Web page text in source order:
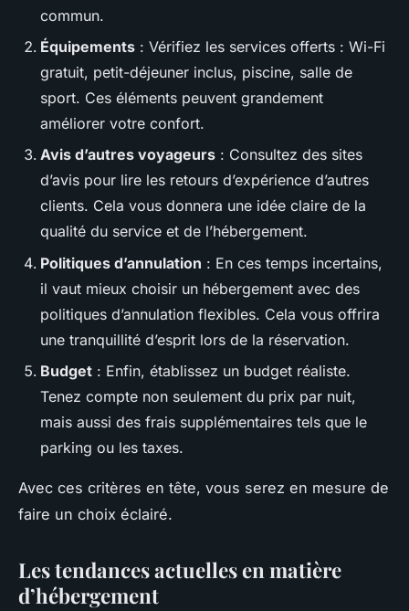
commun.
Équipements : Vérifiez les services offerts : Wi-Fi
gratuit, petit-déjeuner inclus, piscine, salle de
sport. Ces éléments peuvent grandement
améliorer votre confort.
Avis d’autres voyageurs : Consultez des sites
d’avis pour lire les retours d’expérience d’autres
clients. Cela vous donnera une idée claire de la
qualité du service et de l’hébergement.
Politiques d’annulation : En ces temps incertains,
il vaut mieux choisir un hébergement avec des
politiques d’annulation flexibles. Cela vous offrira
une tranquillité d’esprit lors de la réservation.
Budget : Enfin, établissez un budget réaliste.
Tenez compte non seulement du prix par nuit,
mais aussi des frais supplémentaires tels que le
parking ou les taxes.
Avec ces critères en tête, vous serez en mesure de
faire un choix éclairé.
Les tendances actuelles en matière
d’hébergement